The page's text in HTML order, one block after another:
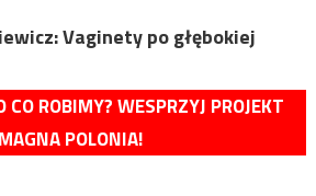
Vaginety po głębokiej
CO ROBIMY? WESPRZYJ PROJEKT
MAGNA POLONIA!